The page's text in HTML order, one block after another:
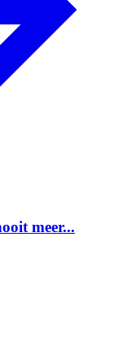
meer...